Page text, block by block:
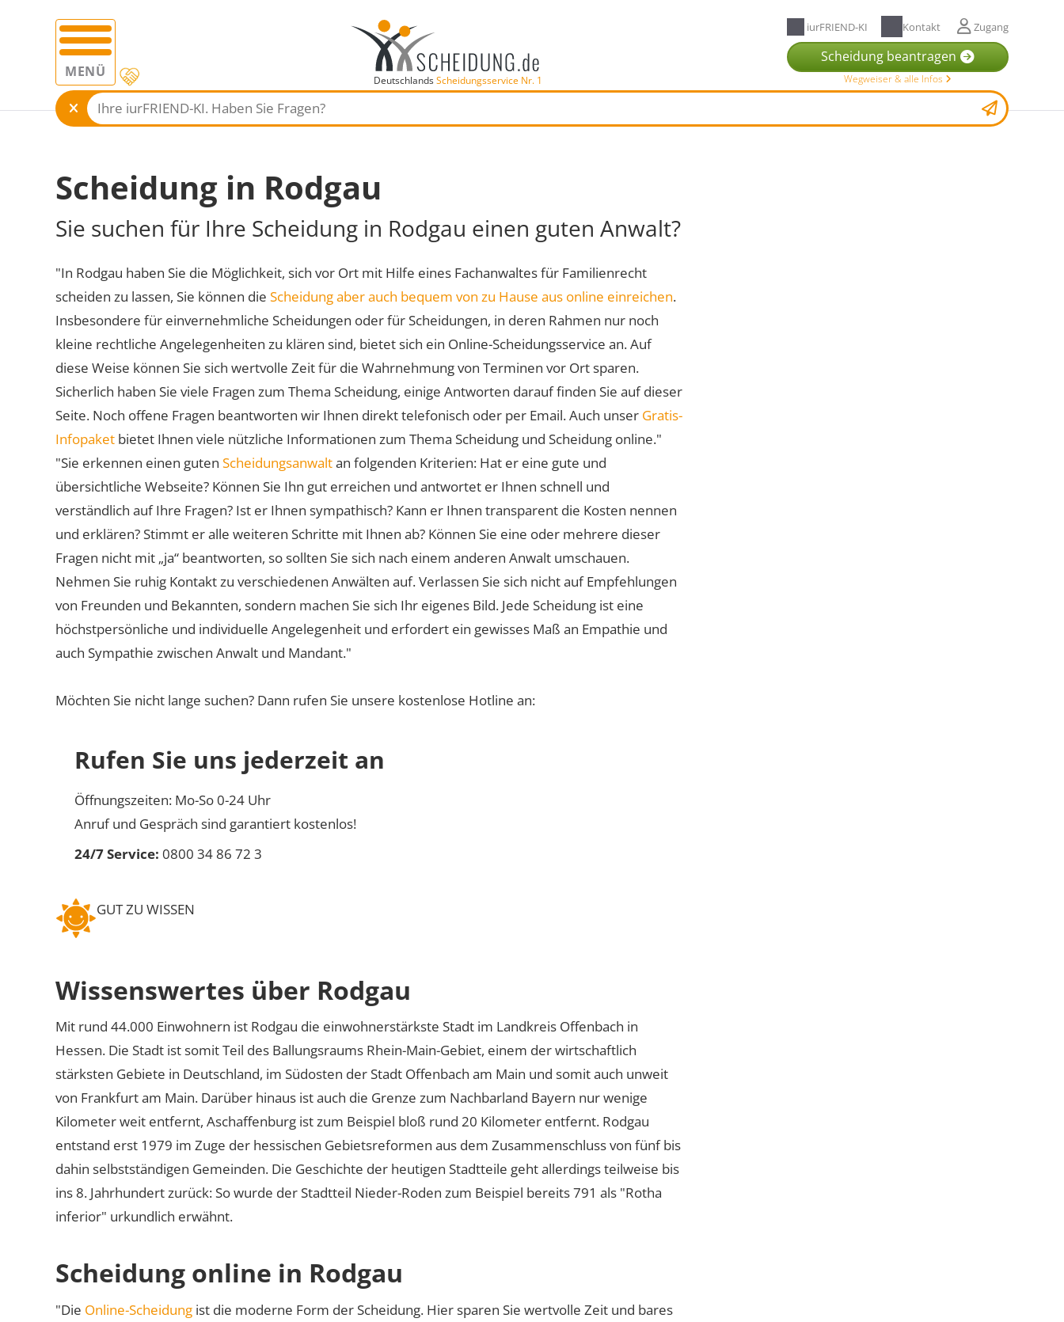
MENÜ DeutschlandsScheidungsservice Nr. 1
iurFRIEND-KI Kontakt Zugang
Scheidung beantragen
Wegweiser & alle Infos
Scheidung in Rodgau
Sie suchen für Ihre Scheidung in Rodgau einen guten Anwalt?
"In Rodgau haben Sie die Möglichkeit, sich vor Ort mit Hilfe eines Fachanwaltes für Familienrecht
scheiden zu lassen, Sie können die Scheidung aber auch bequem von zu Hause aus online einreichen.
Insbesondere für einvernehmliche Scheidungen oder für Scheidungen, in deren Rahmen nur noch
kleine rechtliche Angelegenheiten zu klären sind, bietet sich ein Online-Scheidungsservice an. Auf
diese Weise können Sie sich wertvolle Zeit für die Wahrnehmung von Terminen vor Ort sparen.
Sicherlich haben Sie viele Fragen zum Thema Scheidung, einige Antworten darauf finden Sie auf dieser
Seite. Noch offene Fragen beantworten wir Ihnen direkt telefonisch oder per Email. Auch unser Gratis-
Infopaket bietet Ihnen viele nützliche Informationen zum Thema Scheidung und Scheidung online."
"Sie erkennen einen guten Scheidungsanwaltan folgenden Kriterien: Hat er eine gute und
übersichtliche Webseite? Können Sie Ihn gut erreichen und antwortet er Ihnen schnell und
verständlich auf Ihre Fragen? Ist er Ihnen sympathisch? Kann er Ihnen transparent die Kosten nennen
und erklären? Stimmt er alle weiteren Schritte mit Ihnen ab? Können Sie eine oder mehrere dieser
Fragen nicht mit „ja“ beantworten, so sollten Sie sich nach einem anderen Anwalt umschauen.
Nehmen Sie ruhig Kontakt zu verschiedenen Anwälten auf. Verlassen Sie sich nicht auf Empfehlungen
von Freunden und Bekannten, sondern machen Sie sich Ihr eigenes Bild. Jede Scheidung ist eine
höchstpersönliche und individuelle Angelegenheit und erfordert ein gewisses Maß an Empathie und
auch Sympathie zwischen Anwalt und Mandant."
Möchten Sie nicht lange suchen? Dann rufen Sie unsere kostenlose Hotline an:
Rufen Sie uns jederzeit an
Öffnungszeiten: Mo-So 0-24 Uhr
Anruf und Gespräch sind garantiert kostenlos!
24/7 Service: 0800 34 86 72 3
GUT ZU WISSEN
Wissenswertes über Rodgau
Mit rund 44.000 Einwohnern ist Rodgau die einwohnerstärkste Stadt im Landkreis Offenbach in
Hessen. Die Stadt ist somit Teil des Ballungsraums Rhein-Main-Gebiet, einem der wirtschaftlich
stärksten Gebiete in Deutschland, im Südosten der Stadt Offenbach am Main und somit auch unweit
von Frankfurt am Main. Darüber hinaus ist auch die Grenze zum Nachbarland Bayern nur wenige
Kilometer weit entfernt, Aschaffenburg ist zum Beispiel bloß rund 20 Kilometer entfernt. Rodgau
entstand erst 1979 im Zuge der hessischen Gebietsreformen aus dem Zusammenschluss von fünf bis
dahin selbstständigen Gemeinden. Die Geschichte der heutigen Stadtteile geht allerdings teilweise bis
ins 8. Jahrhundert zurück: So wurde der Stadtteil Nieder-Roden zum Beispiel bereits 791 als Rotha
inferior urkundlich erwähnt.
Scheidung online in Rodgau
"Die Online-Scheidung ist die moderne Form der Scheidung. Hier sparen Sie wertvolle Zeit und bares